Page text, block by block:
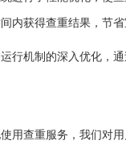
内获得查重结果，节省
行机制的深入优化，
用查重服务，我们对